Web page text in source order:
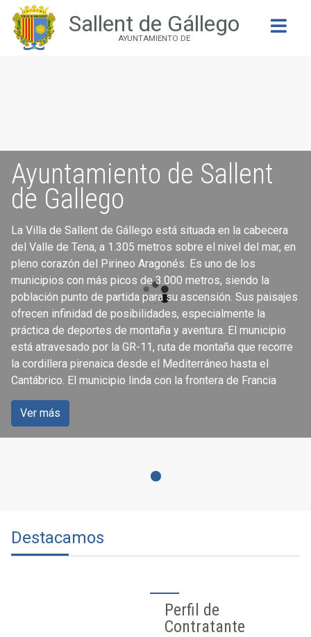
Sallent de Gállego
AYUNTAMIENTO DE
Buscar
Ayuntamiento de Sallent
de Gallego
La Villa de Sallent de Gállego está situada en la cabecera
del Valle de Tena, a 1.305 metros sobre el nivel del mar, en
pleno corazón del Pirineo Aragonés. Es uno de los
municipios con más picos de 3.000 metros, siendo la
población punto de partida para su ascensión. Sus paisajes
ofrecen infinidad de posibilidades, especialmente la
práctica de deportes de montaña y aventura. El municipio
está atravesado por la GR-11, ruta de montaña que recorre
la cordillera pirenaica desde el Mediterráneo hasta el
Cantábrico. El municipio linda con la frontera de Francia
Ver más
Destacamos
Perfil de
Contratante